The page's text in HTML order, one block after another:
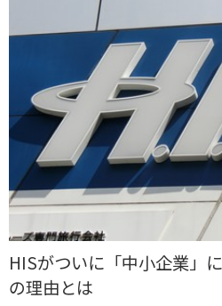
HISがついに「中小企業」
の理由とは